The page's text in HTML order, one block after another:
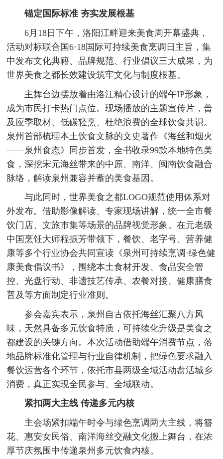
锚定国际标准 夯实发展根基
6月18日下午，洛阳江畔迎来美食周开幕盛典，
活动对标联合国6·18国际可持续美食烹调日主旨，集
中发布文化典籍、品牌规范、行业倡议三大成果，为
世界美食之都长效建设筑牢文化与制度根基。
主舞台边摆放着由洛江精心设计的端午IP形象，
成为市民打卡热门点位。现场播放的主题宣传片，普
及应季取材、低碳轻烹、杜绝浪费的全球饮食共识。
泉州首部梳理本土饮食文脉的文史著作《海丝和烟火
——泉州食态》同步首发，全书收录99款本地特色美
食，深挖宋元海丝带来的中原、南洋、闽南饮食融合
脉络，解读泉州兼容并蓄的美食基因。
与此同时，世界美食之都LOGO规范使用体系对
外发布。借助影像解读、专家现场讲解，统一全市餐
饮门店、文旅市集等场景的品牌视觉形象。在元老级
中国烹饪大师程振芳带领下，餐饮、老字号、营养健
康等多个行业协会共同宣读《泉州可持续烹调·绿色健
康美食倡议书》，围绕本土食材开发、食品安全管
控、光盘行动、非遗技艺传承、农餐对接、健康膳食
普及等方面制定行业准则。
参会嘉宾表示，泉州自古依托海丝汇聚八方风
味，天然具备多元饮食特质，可持续化升级是美食之
都建设的关键方向。本次活动借助端午消费节点，落
地品牌标准化管理与行业自律机制，把绿色要求融入
餐饮运营各个环节，依托市县两级全域活动盘活城乡
消费，真正实现全民参与、全域联动。
紧扣两大主线 传递多元内核
主会场紧扣端午时令与绿色烹调两大主线，将簪
花、惠安女民俗、南洋海丝交融文化搬上舞台，在浓
厚节庆氛围中传递泉州多元饮食内核。